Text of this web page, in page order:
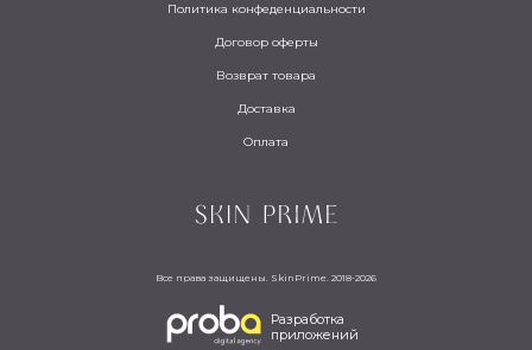
Политика конфеденциальности
Договор оферты
Возврат товара
Доставка
Оплата
Все права защищены. SkinPrime. 2018-2026
Разработка
приложений